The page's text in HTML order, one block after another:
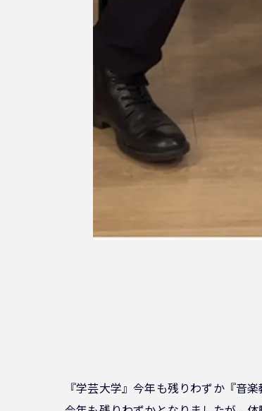
『学芸大学』今年も残りわずか『音楽